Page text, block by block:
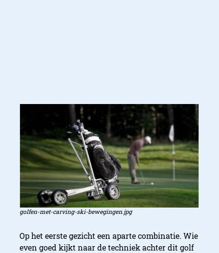
golfen-met-carving-ski-bewegingen.jpg
Op het eerste gezicht een aparte combinatie. Wie
even goed kijkt naar de techniek achter dit golf